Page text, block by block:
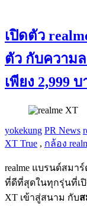
เปิดตัว
ตัว กับความ
เพียง 2,999
yokekung PR News
XT True , กล้อง
realme แบรนด์สม
ที่ดีที่สุดในทุกรุ่นที่เปิ
XT เข้าสู่สนาม กับส